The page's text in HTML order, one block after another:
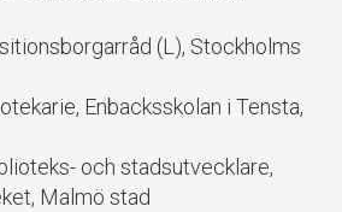
(L), Stockholms
Enbacksskolan i Tensta,
och stadsutvecklare,
Malmö stad